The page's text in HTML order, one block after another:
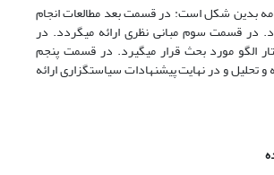
بدین شکل است: در قسمت بعد مطالعات انجام
در قسمت سوم مبانی نظری ارائه می­گردد. در
الگو مورد بحث قرار می­گیرد. در قسمت پنجم
و تحلیل و در نهایت پیشنهادات سیاستگزاری ارائه